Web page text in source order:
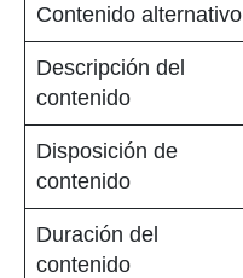
Contenido alternativo
Descripción del
contenido
Disposición de
contenido
Duración del
contenido